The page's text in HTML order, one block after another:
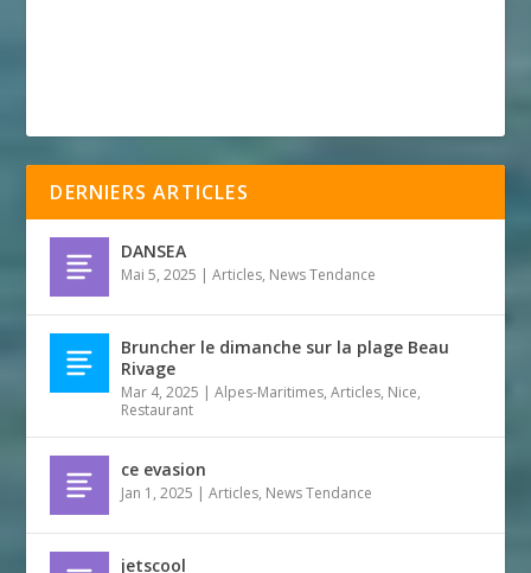
DERNIERS ARTICLES
DANSEA
Mai 5, 2025 |Articles, News Tendance
Bruncher le dimanche sur la plage Beau
Rivage
Mar 4, 2025 |Alpes-Maritimes,Articles, Nice,
Restaurant
ce evasion
Jan 1, 2025 |Articles, News Tendance
jetscool